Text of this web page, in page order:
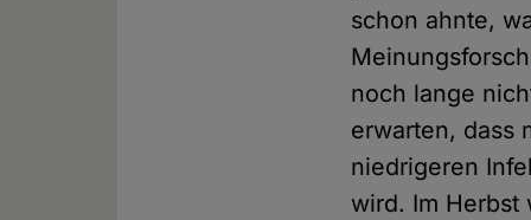
schon ahnte,
noch lange
erwarten, dass
niedrigeren
wird. Im Herbst